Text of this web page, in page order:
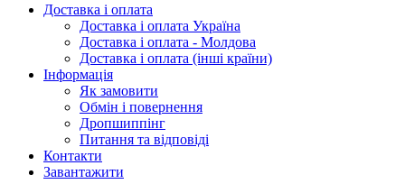
Доставка і оплата
Доставка і оплата Україна
Доставка і оплата - Молдова
Доставка і оплата (інші країни)
Інформація
Як замовити
Обмін і повернення
Дропшиппінг
Питання та відповіді
Контакти
Завантажити